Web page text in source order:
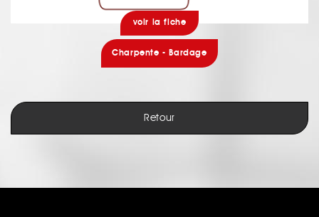
voir la fiche
Charpente - Bardage
Retour